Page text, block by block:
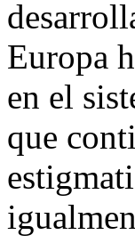
Europa
en el
que